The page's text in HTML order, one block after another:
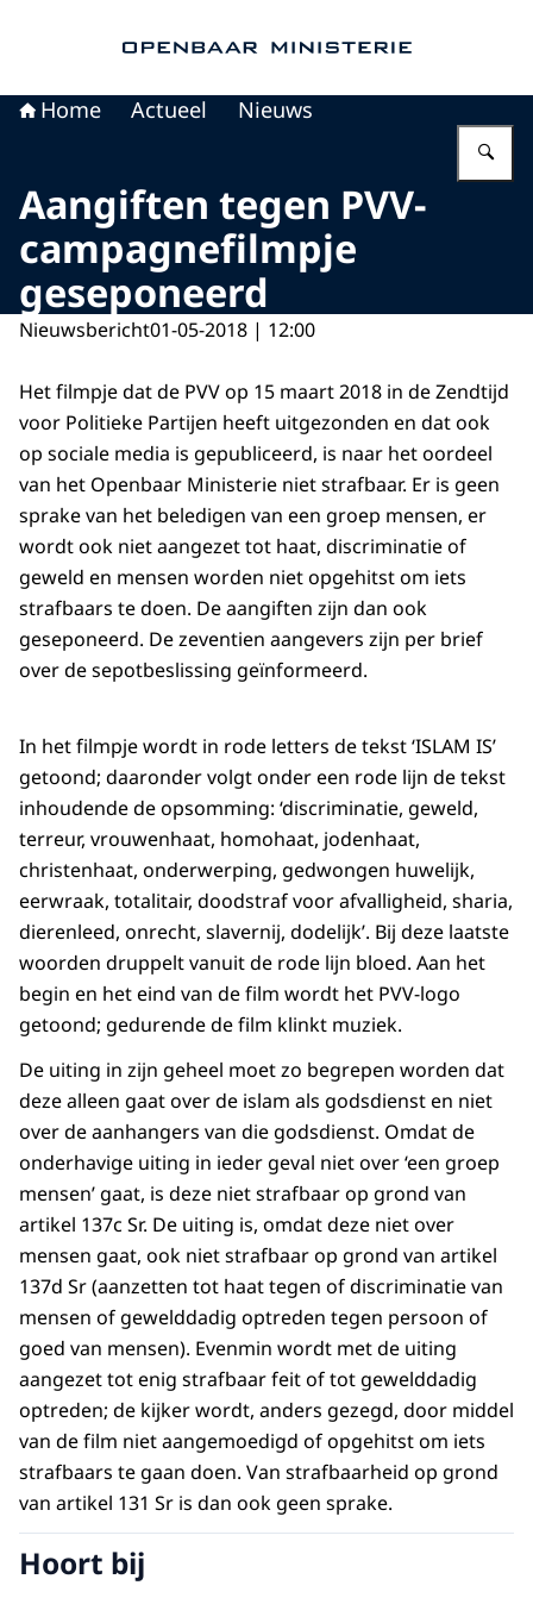
Home Actueel Nieuws
Aangiften tegen PVV-
campagnefilmpje
geseponeerd
Nieuwsbericht01-05-2018 | 12:00
Het filmpje dat de PVV op 15 maart 2018 in de Zendtijd
voor Politieke Partijen heeft uitgezonden en dat ook
op sociale media is gepubliceerd, is naar het oordeel
van het Openbaar Ministerie niet strafbaar. Er is geen
sprake van het beledigen van een groep mensen, er
wordt ook niet aangezet tot haat, discriminatie of
geweld en mensen worden niet opgehitst om iets
strafbaars te doen. De aangiften zijn dan ook
geseponeerd. De zeventien aangevers zijn per brief
over de sepotbeslissing geïnformeerd.
In het filmpje wordt in rode letters de tekst ‘ISLAM IS’
getoond; daaronder volgt onder een rode lijn de tekst
inhoudende de opsomming: ‘discriminatie, geweld,
terreur, vrouwenhaat, homohaat, jodenhaat,
christenhaat, onderwerping, gedwongen huwelijk,
eerwraak, totalitair, doodstraf voor afvalligheid, sharia,
dierenleed, onrecht, slavernij, dodelijk’. Bij deze laatste
woorden druppelt vanuit de rode lijn bloed. Aan het
begin en het eind van de film wordt het PVV-logo
getoond; gedurende de film klinkt muziek.
De uiting in zijn geheel moet zo begrepen worden dat
deze alleen gaat over de islam als godsdienst en niet
over de aanhangers van die godsdienst. Omdat de
onderhavige uiting in ieder geval niet over ‘een groep
mensen’ gaat, is deze niet strafbaar op grond van
artikel 137c Sr. De uiting is, omdat deze niet over
mensen gaat, ook niet strafbaar op grond van artikel
137d Sr (aanzetten tot haat tegen of discriminatie van
mensen of gewelddadig optreden tegen persoon of
goed van mensen). Evenmin wordt met de uiting
aangezet tot enig strafbaar feit of tot gewelddadig
optreden; de kijker wordt, anders gezegd, door middel
van de film niet aangemoedigd of opgehitst om iets
strafbaars te gaan doen. Van strafbaarheid op grond
van artikel 131 Sr is dan ook geen sprake.
Hoort bij